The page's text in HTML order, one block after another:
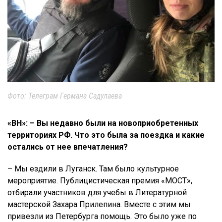
Фото: Телеграм Германа Садулаева
«ВН»: – Вы недавно были на новоприобретенных
территориях РФ. Что это была за поездка и какие
остались от нее впечатления?
– Мы ездили в Луганск. Там было культурное
мероприятие. Публицистическая премия «МОСТ»,
отбирали участников для учебы в Литературной
мастерской Захара Прилепина. Вместе с этим мы
привезли из Петербурга помощь. Это было уже по